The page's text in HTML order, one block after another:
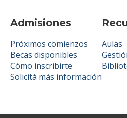
Admisiones
Próximos comienzos
Becas disponibles
Cómo inscribirte
Solicitá más información
Aulas